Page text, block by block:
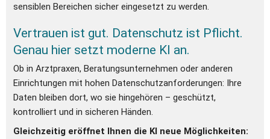
sensiblen Bereichen sicher eingesetzt zu werden.
Vertrauen ist gut. Datenschutz ist Pflicht.
Genau hier setzt moderne KI an.
Ob in Arztpraxen, Beratungsunternehmen oder anderen
Einrichtungen mit hohen Datenschutzanforderungen: Ihre
Daten bleiben dort, wo sie hingehören – geschützt,
kontrolliert und in sicheren Händen.
Gleichzeitig eröffnet Ihnen die KI neue Möglichkeiten: